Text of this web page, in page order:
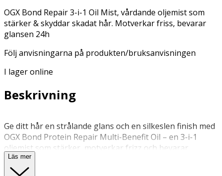
OGX Bond Repair 3-i-1 Oil Mist, vårdande oljemist som
stärker & skyddar skadat hår. Motverkar friss, bevarar
glansen 24h
Följ anvisningarna på produkten/bruksanvisningen
I lager online
Beskrivning
Ge ditt hår en strålande glans och en silkeslen finish med
OGX Bond Protein Repair Multi-Benefit Oil – en 3-i-1
oljemist som stärker, motverkar frizz och bevarar
glansen för ett friskare och mer motståndskraftigt hår.
Denna vårdande olja skyddar och jämnar ut torra,
Läs mer